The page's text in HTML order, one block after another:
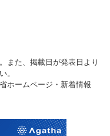
また、掲載日が発表日より
。
ホームページ・新着情報